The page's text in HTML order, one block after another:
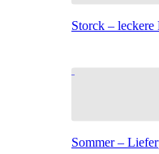
Storck – leckere
Sommer –